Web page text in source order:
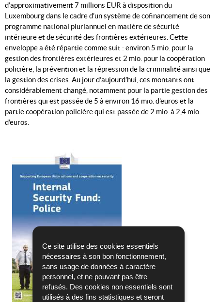
Ce site utilise des cookies essentiels
nécessaires à son bon fonctionnement,
sans usage de données à caractère
personnel, et ne pouvant pas être
refusés. Des cookies non essentiels sont
utilisés à des fins statistiques et seront
d’approximativement 7 millions EUR à disposition du
Luxembourg dans le cadre d’un système de cofinancement de son
programme national pluriannuel en matière de sécurité
intérieure et de sécurité des frontières extérieures. Cette
enveloppe a été répartie comme suit : environ 5 mio. pour la
gestion des frontières extérieures et 2 mio. pour la coopération
policière, la prévention et la répression de la criminalité ainsi que
la gestion des crises. Au jour d’aujourd’hui, ces montants ont
considérablement changé, notamment pour la partie gestion des
frontières qui est passée de 5 à environ 16 mio. d’euros et la
partie coopération policière qui est passée de 2 mio. à 2,4 mio.
d’euros.